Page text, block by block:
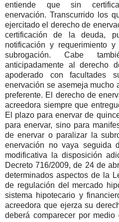
entiende que sin
enervación. Transcurrido los
ejercitado el derecho de
certificación de la deuda,
notificación y requerimiento
subrogación. Cabe
anticipadamente al derecho
apoderado con facultades
enervación se asemeja mucho
preferente. El derecho de
acreedora siempre que
El plazo para enervar de
para enervar, sino para
de enervar o paralizar la
enervación no vaya seguida
modificativa la disposición
Decreto 716/2009, de 24 de
determinados aspectos de la
de regulación del mercado
sistema hipotecario y
acreedora que ejerza su
deberá comparecer por